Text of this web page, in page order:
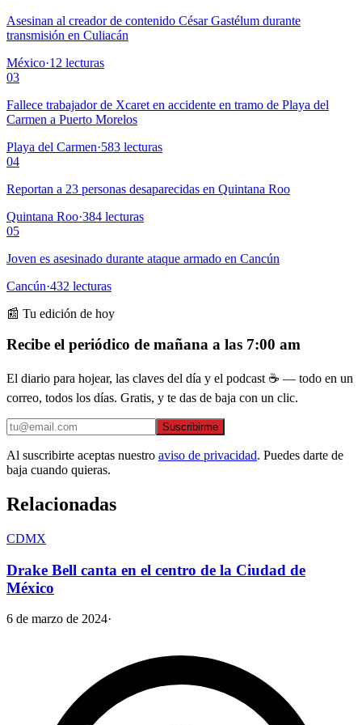
Asesinan al creador de contenido César Gastélum durante
transmisión en Culiacán
México·12 lecturas
03
Fallece trabajador de Xcaret en accidente en tramo de Playa del
Carmen a Puerto Morelos
Playa del Carmen·583 lecturas
04
Reportan a 23 personas desaparecidas en Quintana Roo
Quintana Roo·384 lecturas
05
Joven es asesinado durante ataque armado en Cancún
Cancún·432 lecturas
📰 Tu edición de hoy
Recibe el periódico de mañana a las 7:00 am
El diario para hojear, las claves del día y el podcast ☕ — todo en un
correo, todos los días. Gratis, y te das de baja con un clic.
Suscribirme
Al suscribirte aceptas nuestro aviso de privacidad. Puedes darte de
baja cuando quieras.
Relacionadas
CDMX
Drake Bell canta en el centro de la Ciudad de
México
6 de marzo de 2024·